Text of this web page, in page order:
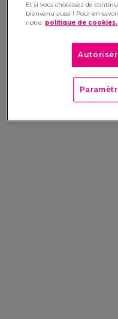
Mentions légales •
Et si vous choisissez de
bienvenu aussi ! Pour en
notre politique de cookies.